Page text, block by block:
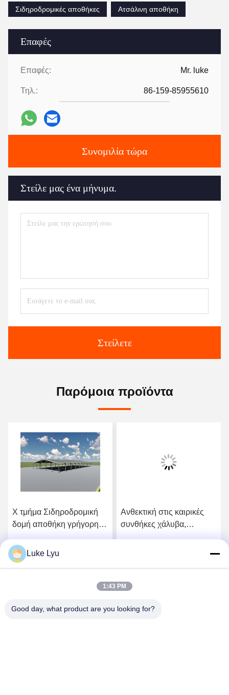
Επαφές
Επαφές: Mr. luke
Τηλ.: 86-159-85955610
Συνομιλία τώρα
Στείλε μας ένα μήνυμα.
Στείλετε
Σιδηροδρομικές αποθήκες Ατσάλινη αποθήκη
Παρόμοια προϊόντα
Χ τμήμα Σιδηροδρομική
δομή αποθήκη γρήγορη
προσαρμοσμένα κτίρια
αποθήκευσης χόρτου
Πάρτε την καλύτερη τιμή
Ανθεκτική στις καιρικές
συνθήκες χάλυβα,
Luke Lyu
1:43 PM
Good day, what product are you looking for?